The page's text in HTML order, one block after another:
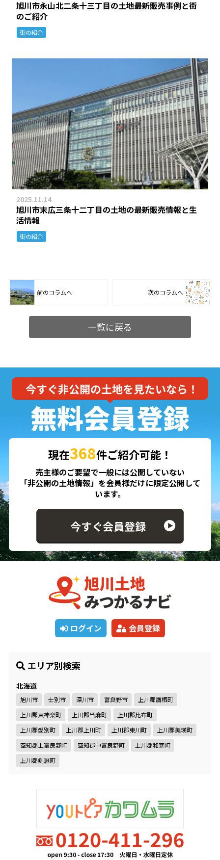
旭川市永山北二条十三丁目の土地最新販売事例と街
のご紹介
街の紹介
2025.11.14
旭川市末広三条十二丁目の土地の最新販売情報と生
活情報
街の紹介
前のコラムへ 次のコラムへ
一覧に戻る
現在368件ご紹介可能！
売主様のご要望で一般には公開していない
「非公開の土地情報」を会員様だけに限定公開して
います。
ログイン 会員登録
エリア別検索
北海道
旭川市 士別市 深川市 富良野市
上川郡鷹栖町
上川郡東神楽町
上川郡当麻町
上川郡比布町
上川郡愛別町
上川郡上川町 上川郡東川町
上川郡美瑛町
空知郡上富良野町
空知郡中富良野町
上川郡和寒町
上川郡剣淵町